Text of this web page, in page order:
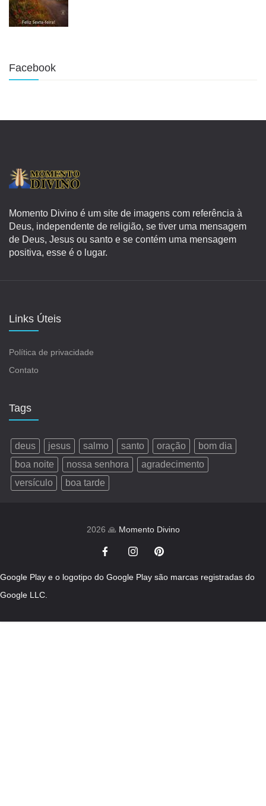
Facebook
Momento Divino é um site de imagens com referência à
Deus, independente de religião, se tiver uma mensagem
de Deus, Jesus ou santo e se contém uma mensagem
positiva, esse é o lugar.
Links Úteis
Política de privacidade
Contato
Tags
deus jesus salmo santo oração
bom dia
boa noite
nossa senhora
agradecimento
versículo
boa tarde
2026 🙏 Momento Divino
Google Play e o logotipo do Google Play são marcas registradas do
Google LLC.